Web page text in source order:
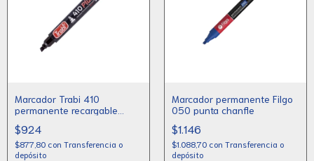
Marcador Trabi 410
permanente recargable
$924
$877,80 con Transferencia o
depósito
Marcador permanente Filgo
050 punta chanfle
$1.146
$1.088,70 con Transferencia o
depósito